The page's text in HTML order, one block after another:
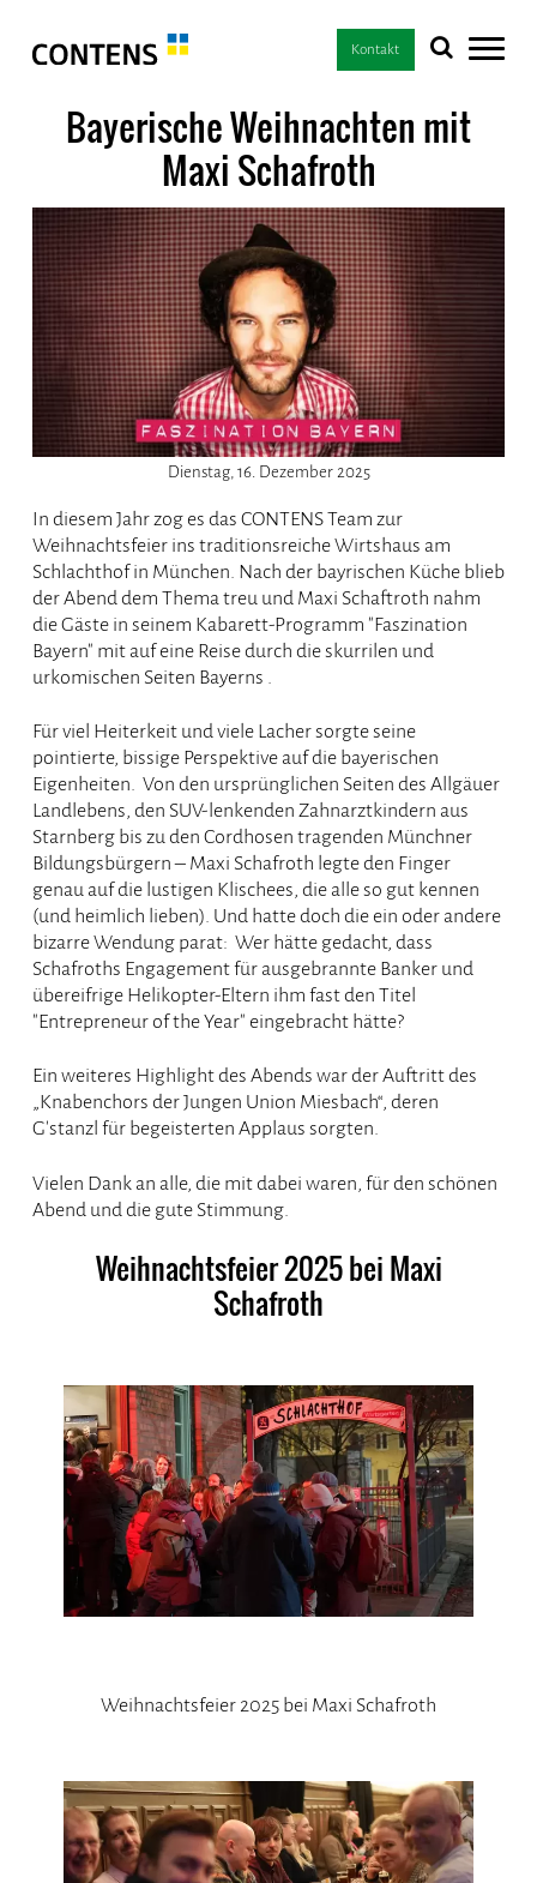
Kontakt
Bayerische Weihnachten mit
Maxi Schafroth
Dienstag, 16. Dezember 2025
In diesem Jahr zog es das CONTENS Team zur
Weihnachtsfeier ins traditionsreiche Wirtshaus am
Schlachthof in München. Nach der bayrischen Küche blieb
der Abend dem Thema treu und Maxi Schaftroth nahm
die Gäste in seinem Kabarett-Programm "Faszination
Bayern" mit auf eine Reise durch die skurrilen und
urkomischen Seiten Bayerns .
Für viel Heiterkeit und viele Lacher sorgte seine
pointierte, bissige Perspektive auf die bayerischen
Eigenheiten. Von den ursprünglichen Seiten des Allgäuer
Landlebens, den SUV-lenkenden Zahnarztkindern aus
Starnberg bis zu den Cordhosen tragenden Münchner
Bildungsbürgern – Maxi Schafroth legte den Finger
genau auf die lustigen Klischees, die alle so gut kennen
(und heimlich lieben). Und hatte doch die ein oder andere
bizarre Wendung parat: Wer hätte gedacht, dass
Schafroths Engagement für ausgebrannte Banker und
übereifrige Helikopter-Eltern ihm fast den Titel
"Entrepreneur of the Year" eingebracht hätte?
Ein weiteres Highlight des Abends war der Auftritt des
„Knabenchors der Jungen Union Miesbach“, deren
G’stanzl für begeisterten Applaus sorgten.
Vielen Dank an alle, die mit dabei waren, für den schönen
Abend und die gute Stimmung.
Weihnachtsfeier 2025 bei Maxi
Schafroth
Weihnachtsfeier 2025 bei Maxi Schafroth